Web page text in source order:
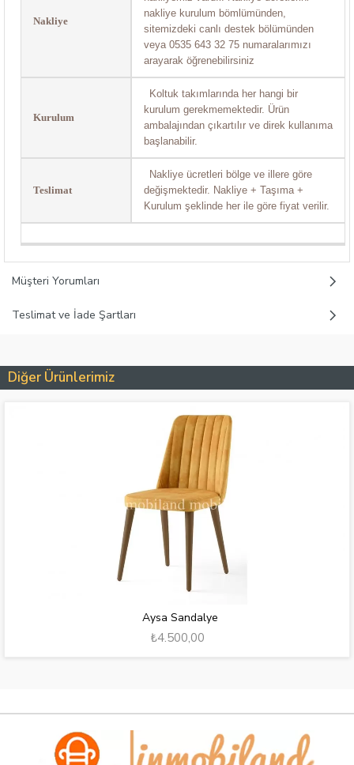
Nakliye
nakliye kurulum bömlümünden,
sitemizdeki canlı destek bölümünden
veya 0535 643 32 75 numaralarımızı
arayarak öğrenebilirsiniz
Kurulum
Koltuk takımlarında her hangi bir
kurulum gerekmemektedir. Ürün
ambalajından çıkartılır ve direk kullanıma
başlanabilir.
Teslimat
Nakliye ücretleri bölge ve illere göre
değişmektedir. Nakliye + Taşıma +
Kurulum şeklinde her ile göre fiyat verilir.
Müşteri Yorumları
Teslimat ve İade Şartları
Diğer Ürünlerimiz
Aysa Sandalye
₺4.500,00